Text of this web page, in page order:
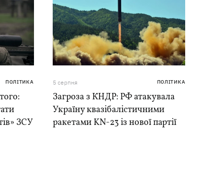
ПОЛІТИКА
ЗСУ
5 серпня ПОЛІТИКА
Загроза з КНДР: РФ атакувала
Україну квазібалістичними
ракетами KN-23 із нової партії